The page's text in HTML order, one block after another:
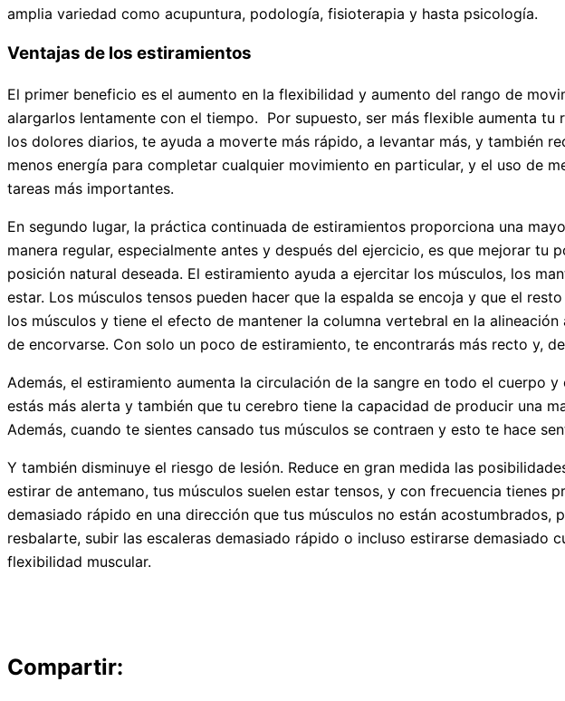
amplia variedad como acupuntura, podología, fisioterapia y hasta psicología.
Ventajas de los estiramientos
El primer beneficio es el aumento en la flexibilidad y aumento del rango de
alargarlos lentamente con el tiempo. Por supuesto, ser más flexible aumenta
los dolores diarios, te ayuda a moverte más rápido, a levantar más, y también
menos energía para completar cualquier movimiento en particular, y el uso de
tareas más importantes.
En segundo lugar, la práctica continuada de estiramientos proporciona una
manera regular, especialmente antes y después del ejercicio, es que mejorar
posición natural deseada. El estiramiento ayuda a ejercitar los músculos, los
estar. Los músculos tensos pueden hacer que la espalda se encoja y que el
los músculos y tiene el efecto de mantener la columna vertebral en la
de encorvarse. Con solo un poco de estiramiento, te encontrarás más recto y,
Además, el estiramiento aumenta la circulación de la sangre en todo el cuerpo
estás más alerta y también que tu cerebro tiene la capacidad de producir una
Además, cuando te sientes cansado tus músculos se contraen y esto te hace
Y también disminuye el riesgo de lesión. Reduce en gran medida las
estirar de antemano, tus músculos suelen estar tensos, y con frecuencia
demasiado rápido en una dirección que tus músculos no están
resbalarte, subir las escaleras demasiado rápido o incluso estirarse
flexibilidad muscular.
Compartir: